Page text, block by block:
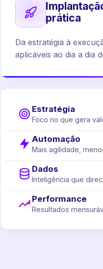
prática
Da estratégia à
aplicáveis ao dia a dia
Estratégia
Foco no que gera
Automação
Mais agilidade,
Dados
Inteligência que
Performance
Resultados